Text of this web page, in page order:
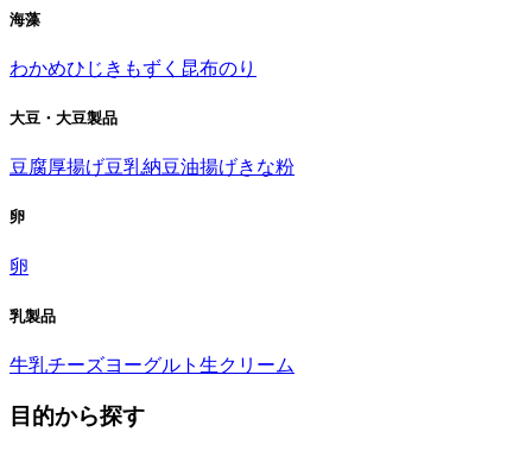
海藻
わかめひじき もずく 昆布のり
大豆・大豆製品
豆腐厚揚げ豆乳納豆油揚げきな粉
卵
卵
乳製品
牛乳チーズヨーグルト 生クリーム
目的から探す